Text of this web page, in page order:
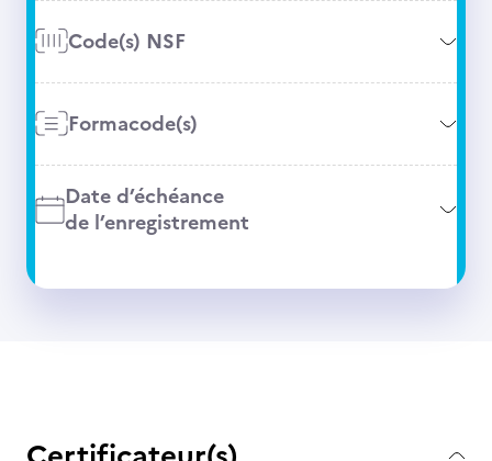
Code(s) NSF
Formacode(s)
Date d’échéance
de l’enregistrement